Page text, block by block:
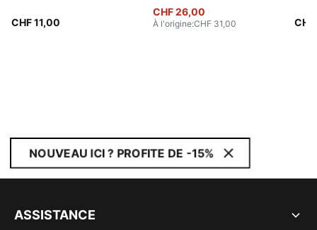
CHF 11,00
CHF 26,00
À l'origine:CHF 31,00
NOUVEAU ICI ? PROFITE DE -15%
ASSISTANCE